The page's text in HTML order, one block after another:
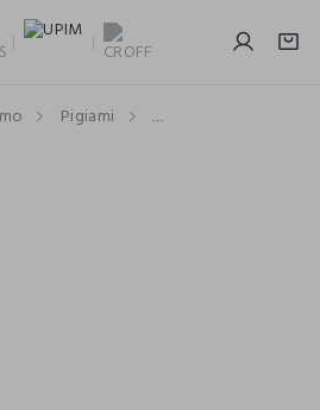
Pigiami Pigiami Combinabili